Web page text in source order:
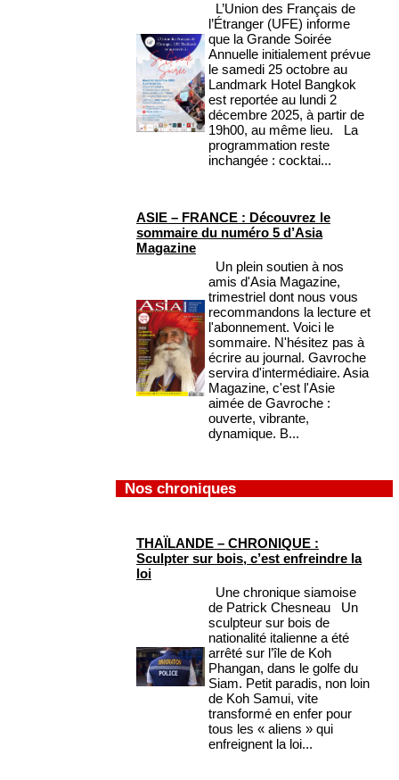
L’Union des Français de
l’Étranger (UFE) informe
que la Grande Soirée
Annuelle initialement prévue
le samedi 25 octobre au
Landmark Hotel Bangkok
est reportée au lundi 2
décembre 2025, à partir de
19h00, au même lieu. La
programmation reste
inchangée : cocktai...
ASIE – FRANCE : Découvrez le
sommaire du numéro 5 d’Asia
Magazine
Un plein soutien à nos
amis d'Asia Magazine,
trimestriel dont nous vous
recommandons la lecture et
l'abonnement. Voici le
sommaire. N'hésitez pas à
écrire au journal. Gavroche
servira d'intermédiaire. Asia
Magazine, c'est l'Asie
aimée de Gavroche :
ouverte, vibrante,
dynamique. B...
Nos chroniques
THAÏLANDE – CHRONIQUE :
Sculpter sur bois, c’est enfreindre la
loi
Une chronique siamoise
de Patrick Chesneau Un
sculpteur sur bois de
nationalité italienne a été
arrêté sur l’île de Koh
Phangan, dans le golfe du
Siam. Petit paradis, non loin
de Koh Samui, vite
transformé en enfer pour
tous les « aliens » qui
enfreignent la loi...